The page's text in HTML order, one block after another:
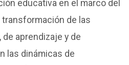
educativa en el marco del
transformación de las
aprendizaje y de
las dinámicas de